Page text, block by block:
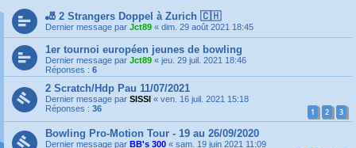
🎳 2 Strangers Doppel à Zurich 🇨🇭
Dernier message par Jct89 « dim. 29 août 2021 18:45
1er tournoi européen jeunes de bowling
Dernier message par Jct89 « jeu. 29 juil. 2021 18:46
Réponses : 6
2 Scratch/Hdp Pau 11/07/2021
Dernier message par SISSI « ven. 16 juil. 2021 15:18
Réponses : 36 1 2 3
Bowling Pro-Motion Tour - 19 au 26/09/2020
Dernier message par BB's 300 « sam. 19 juin 2021 11:09